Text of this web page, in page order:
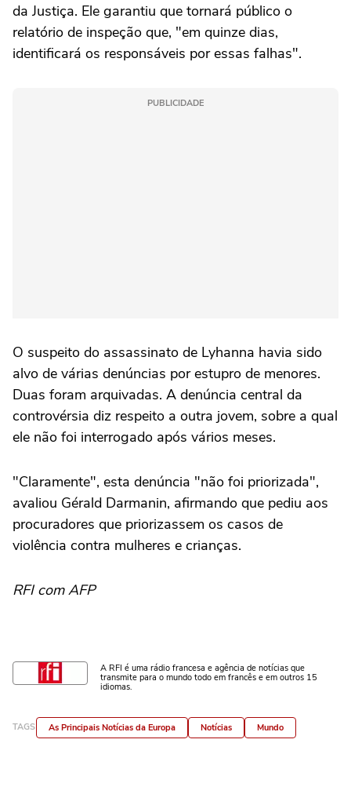
da Justiça. Ele garantiu que tornará público o
relatório de inspeção que, "em quinze dias,
identificará os responsáveis por essas falhas".
PUBLICIDADE
O suspeito do assassinato de Lyhanna havia sido
alvo de várias denúncias por estupro de menores.
Duas foram arquivadas. A denúncia central da
controvérsia diz respeito a outra jovem, sobre a qual
ele não foi interrogado após vários meses.
"Claramente", esta denúncia "não foi priorizada",
avaliou Gérald Darmanin, afirmando que pediu aos
procuradores que priorizassem os casos de
violência contra mulheres e crianças.
RFI com AFP
A RFI é uma rádio francesa e agência de notícias que
transmite para o mundo todo em francês e em outros 15
idiomas.
TAGS As Principais Notícias da Europa Notícias Mundo